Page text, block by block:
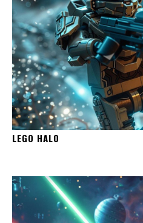
LEGO HALO